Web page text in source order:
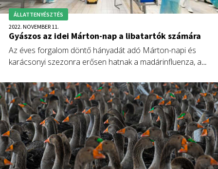
ÁLLATTENYÉSZTÉS
2022. NOVEMBER 11.
Gyászos az idei Márton-nap a libatartók számára
Az éves forgalom döntő hányadát adó Márton-napi és
karácsonyi szezonra erősen hatnak a madárinfluenza, a
drasztikus visszaesésre számítanak.